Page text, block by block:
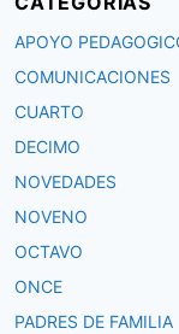
APOYO
COMUNICACIONES
CUARTO
DECIMO
NOVEDADES
NOVENO
OCTAVO
ONCE
PADRES DE FAMILIA